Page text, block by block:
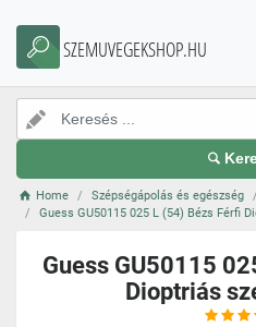
SZEMUVEGEKSHOP.HU
Home Szépségápolás és egészség
Guess GU50115 025 L (54) Bézs Férfi
Guess GU50115
Dioptriás